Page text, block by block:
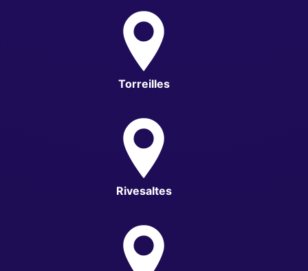
Torreilles
Rivesaltes